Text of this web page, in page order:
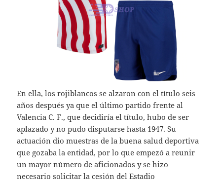
En ella, los rojiblancos se alzaron con el título seis
años después ya que el último partido frente al
Valencia C. F., que decidiría el título, hubo de ser
aplazado y no pudo disputarse hasta 1947. Su
actuación dio muestras de la buena salud deportiva
que gozaba la entidad, por lo que empezó a reunir
un mayor número de aficionados y se hizo
necesario solicitar la cesión del Estadio